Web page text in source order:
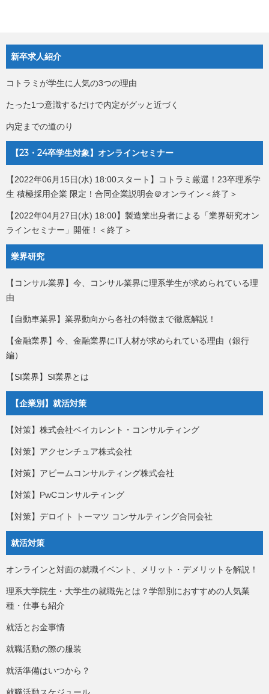
新卒求人紹介
コトラミが学生に人気の3つの理由
たった1つ意識するだけで内定がグッと近づく
内定までの道のり
【23・24卒学生対象】オンラインセミナー
【2022年06月15日(水) 18:00スタート】コトラミ厳選！23卒理系学
生 積極採用企業 限定！合同企業説明会＠オンライン＜終了＞
【2022年04月27日(水) 18:00】製造業出身者による「業界研究オン
ラインセミナー」開催！＜終了＞
業界研究
【コンサル業界】今、コンサル業界に理系学生が求められている理
由
【自動車業界】業界動向から各社の特徴まで徹底解説！
【金融業界】今、金融業界にIT人材が求められている理由（銀行
編）
【SI業界】SI業界とは
【企業別】就活対策
【対策】株式会社ベイカレント・コンサルティング
【対策】アクセンチュア株式会社
【対策】アビームコンサルティング株式会社
【対策】PwCコンサルティング
【対策】デロイト トーマツ コンサルティング合同会社
就活対策
オンラインと対面の就職イベント、メリット・デメリットを解説！
理系大学院生・大学生の就職先とは？学部別におすすめの人気業
種・仕事も紹介
就活とお金事情
就職活動の際の服装
就活準備はいつから？